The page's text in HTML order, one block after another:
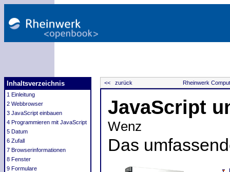
Inhaltsverzeichnis
1 Einleitung
2 Webbrowser
3 JavaScript einbauen
4 Programmieren mit JavaScript
5 Datum
6 Zufall
7 Browserinformationen
8 Fenster
9 Formulare
<< zurück Rheinwerk
JavaScript
Wenz
Das